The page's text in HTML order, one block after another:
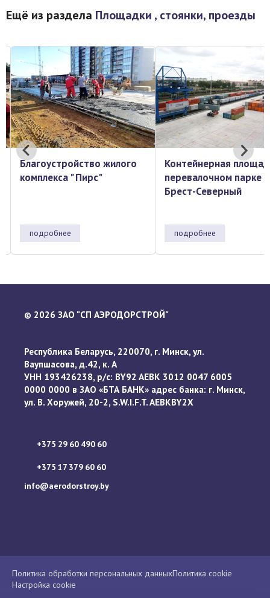
Ещё из раздела Площадки , стоянки, проезды
Благоустройство жилого
комплекса " Пирс"
подробнее
Контейнерная
перевалочном парке
Брест-Северный
подробнее
© 2026 ЗАО "СП АЭРОДОРСТРОЙ"
Республика Беларусь, 220070, г. Минск, ул.
Ваупшасова, д.42, к. А
УНН 193426238, р/с: BY92 AEBK 3012 0047 6005
0000 0000 в ЗАО «БТА БАНК» адрес банка: г. Минск,
ул. В. Хоружей, 20-2, S.W.I.F.T. AEBKBY2X
+375 29 60 490 60
+375 17 379 60 60
info@aerodorstroy.by
Политика обработки персональных данныхПолитика cookie
Настройка cookie